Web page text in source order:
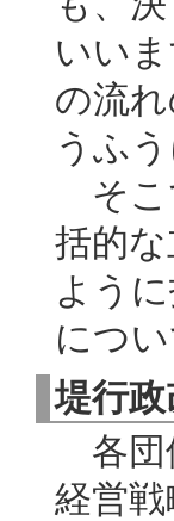
いい
の流
うふ
そこ
括的
よう
につ
堤行
各団
経営